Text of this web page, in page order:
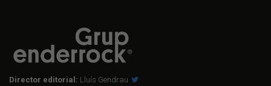
Director editorial: Lluís Gendrau